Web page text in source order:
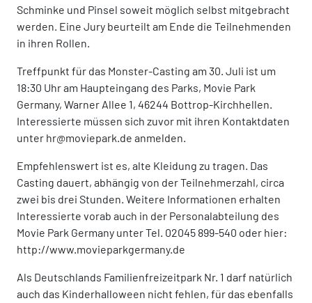
Schminke und Pinsel soweit möglich selbst mitgebracht
werden. Eine Jury beurteilt am Ende die Teilnehmenden
in ihren Rollen.
Treffpunkt für das Monster-Casting am 30. Juli ist um
18:30 Uhr am Haupteingang des Parks, Movie Park
Germany, Warner Allee 1, 46244 Bottrop-Kirchhellen.
Interessierte müssen sich zuvor mit ihren Kontaktdaten
unter hr@moviepark.de anmelden.
Empfehlenswert ist es, alte Kleidung zu tragen. Das
Casting dauert, abhängig von der Teilnehmerzahl, circa
zwei bis drei Stunden. Weitere Informationen erhalten
Interessierte vorab auch in der Personalabteilung des
Movie Park Germany unter Tel. 02045 899-540 oder hier:
http://www.movieparkgermany.de
Als Deutschlands Familienfreizeitpark Nr. 1 darf natürlich
auch das Kinderhalloween nicht fehlen, für das ebenfalls